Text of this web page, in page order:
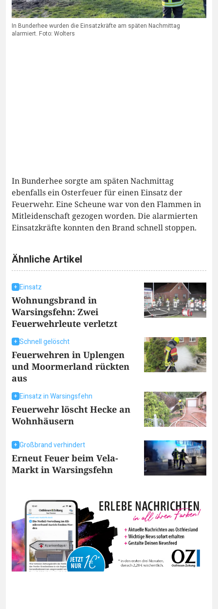
In Bunderhee wurden die Einsatzkräfte am späten Nachmittag
alarmiert. Foto: Wolters
In Bunderhee sorgte am späten Nachmittag
ebenfalls ein Osterfeuer für einen Einsatz der
Feuerwehr. Eine Scheune war von den Flammen in
Mitleidenschaft gezogen worden. Die alarmierten
Einsatzkräfte konnten den Brand schnell stoppen.
Ähnliche Artikel
Einsatz
Wohnungsbrand in
Warsingsfehn: Zwei
Feuerwehrleute verletzt
Schnell gelöscht
Feuerwehren in Uplengen
und Moormerland rückten
aus
Einsatz in Warsingsfehn
Feuerwehr löscht Hecke an
Wohnhäusern
Großbrand verhindert
Erneut Feuer beim Vela-
Markt in Warsingsfehn